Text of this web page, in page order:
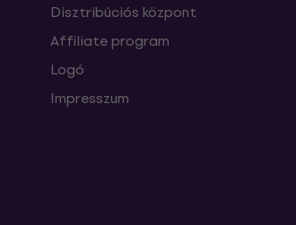
Disztribúciós központ
Affiliate program
Logó
Impresszum